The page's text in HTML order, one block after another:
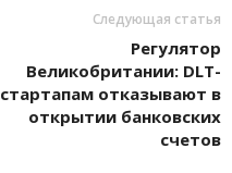
Следующая статья
Регулятор
Великобритании: DLT-
стартапам отказывают в
открытии банковских
счетов